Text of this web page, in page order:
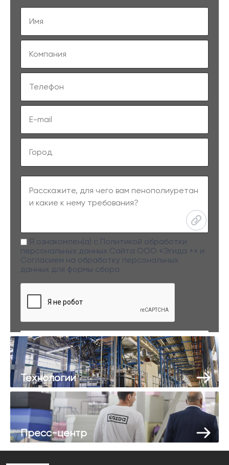
Заполняя данную форму вы даете свое согласие на обработку
персональных данных
Я ознакомлен(а) с Политикой обработки
персональных данных Сайта ООО «Эгида +» и
Согласием на обработку персональных
данных для формы сбора
Технологии
Пресс-центр